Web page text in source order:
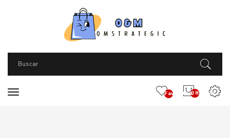
0 Item(s) -
Favoritos